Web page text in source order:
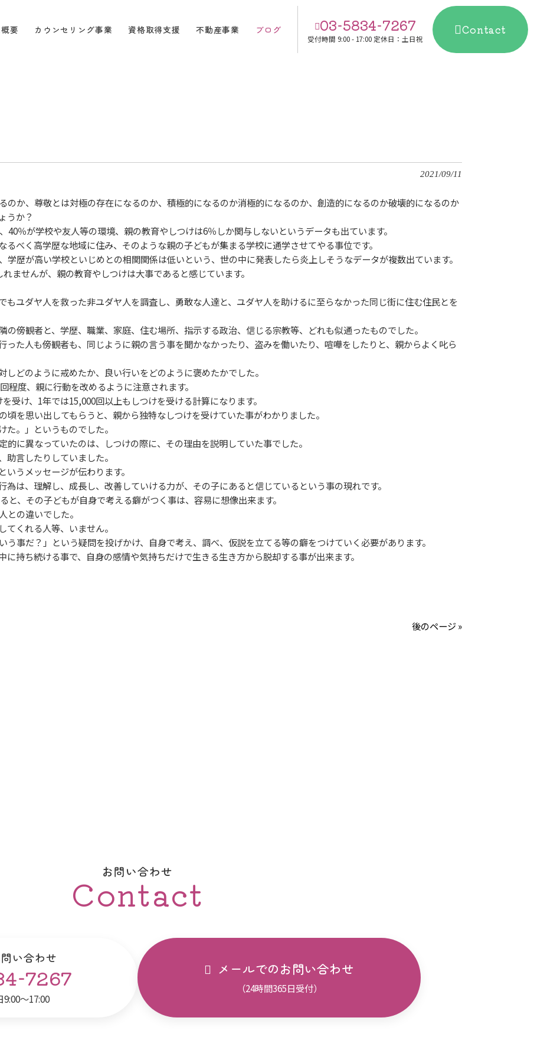
要 カウンセリング事業 資格取得支援 不動産事業 ブログ 03-5834-7267
受付時間 9:00 - 17:00 定休日：土日祝
Contact
2021/09/11
か、尊敬とは対極の存在になるのか、積極的になるのか消極的になるのか、創造的になるのか破壊的になるのか
うか？
％が学校や友人等の環境、親の教育やしつけは6％しか関与しないというデータも出ています。
べく高学歴な地域に住み、そのような親の子どもが集まる学校に通学させてやる事位です。
歴が高い学校といじめとの相関関係は低いという、世の中に発表したら炎上しそうなデータが複数出ています。
ませんが、親の教育やしつけは大事であると感じています。
ユダヤ人を救った非ユダヤ人を調査し、勇敢な人達と、ユダヤ人を助けるに至らなかった同じ街に住む住民とを
傍観者と、学歴、職業、家庭、住む場所、指示する政治、信じる宗教等、どれも似通ったものでした。
た人も傍観者も、同じように親の言う事を聞かなかったり、盗みを働いたり、喧嘩をしたりと、親からよく叱ら
どのように戒めたか、良い行いをどのように褒めたかでした。
度、親に行動を改めるように注意されます。
受け、1年では15,000回以上もしつけを受ける計算になります。
を思い出してもらうと、親から独特なしつけを受けていた事がわかりました。
。」というものでした。
に異なっていたのは、しつけの際に、その理由を説明していた事でした。
言したりしていました。
うメッセージが伝わります。
は、理解し、成長し、改善していける力が、その子にあると信じているという事の現れです。
、その子どもが自身で考える癖がつく事は、容易に想像出来ます。
の違いでした。
くれる人等、いません。
事だ？」という疑問を投げかけ、自身で考え、調べ、仮説を立てる等の癖をつけていく必要があります。
持ち続ける事で、自身の感情や気持ちだけで生きる生き方から脱却する事が出来ます。
後のページ »
お問い合わせ
Contact
い合わせ
7267
～17:00
メールでのお問い合わせ
（24時間365日受付）